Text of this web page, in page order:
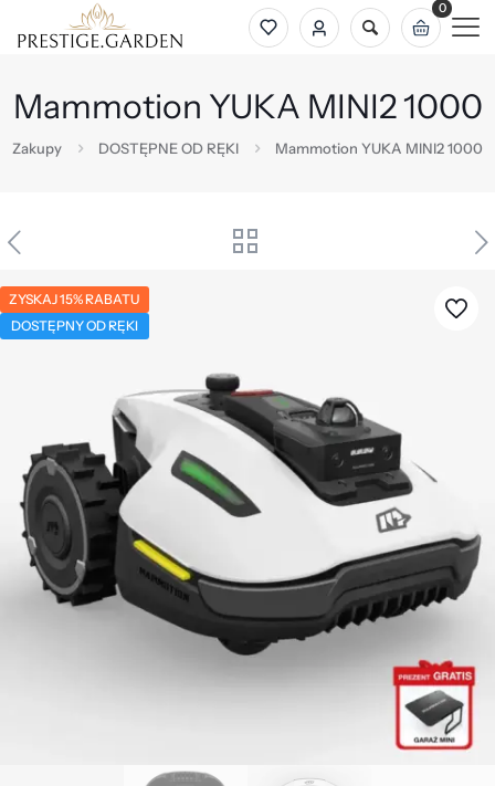
0
Mammotion YUKA MINI2 1000
Zakupy DOSTĘPNE OD RĘKI Mammotion YUKA MINI2 1000
ZYSKAJ 15% RABATU
DOSTĘPNY OD RĘKI